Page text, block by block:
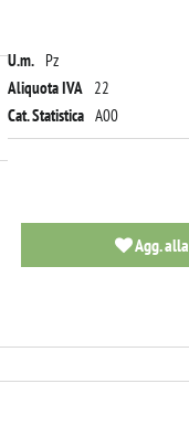
U.m. Pz
Aliquota IVA 22
Cat. Statistica A00
Agg.